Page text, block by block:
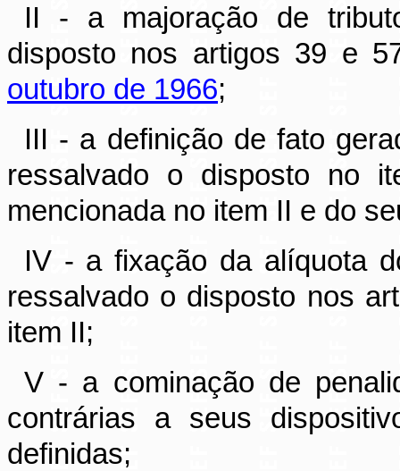
II - a majoração de
disposto nos artigos 39 e
outubro de 1966;
III - a definição de fato
ressalvado o disposto no
mencionada no item II e do
IV - a fixação da alíquota
ressalvado o disposto nos
item II;
V - a cominação de
contrárias a seus
definidas;